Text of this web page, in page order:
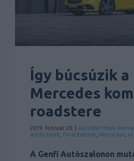
Így búcsúzik a
Mercedes
roadstere
2019. február 20. | Autóshír Hírek
autós hírek
Final Edition Mercedes
A Genfi Autószalonon